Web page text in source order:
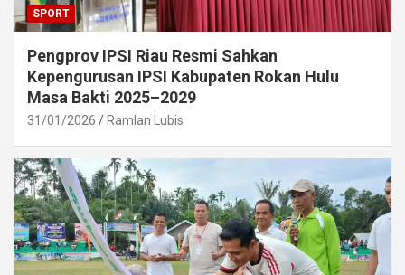
SPORT
Pengprov IPSI Riau Resmi Sahkan
Kepengurusan IPSI Kabupaten Rokan Hulu
Masa Bakti 2025–2029
31/01/2026 Ramlan Lubis